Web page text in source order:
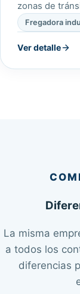
zonas de
Fregadora
Ver detalle
La misma
a todos los
diferencias